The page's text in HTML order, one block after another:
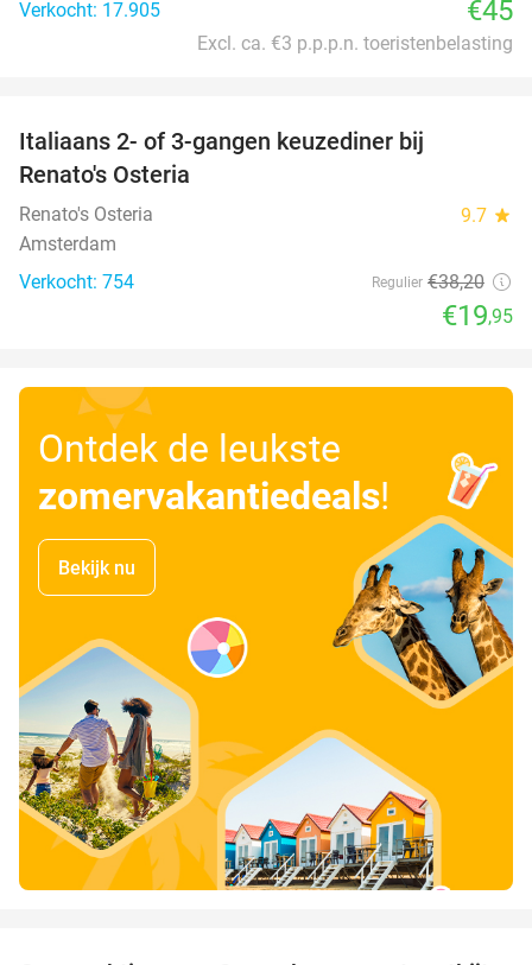
Verkocht: 17.905 €45
Excl. ca. €3 p.p.p.n. toeristenbelasting
Italiaans 2- of 3-gangen keuzediner bij
Renato's Osteria
Renato's Osteria 9.7 star
Amsterdam
Verkocht: 754
Regulier €38,20
€19,95
Ontdek de leukste
zomervakantiedeals!
Bekijk nu